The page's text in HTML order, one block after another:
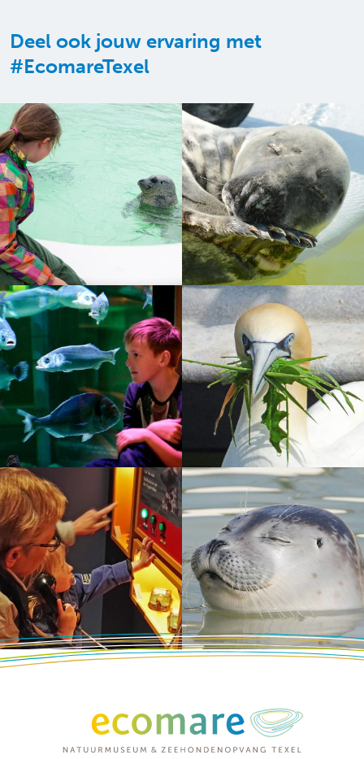
Deel ook jouw ervaring met
#EcomareTexel